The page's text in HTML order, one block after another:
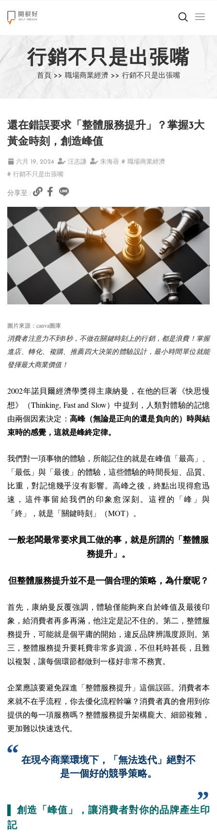
來點正能量
世界在想什麼
創造美好生活
職場商業經濟
影片專區
行銷不只是出張嘴
首頁 >> 職場商業經濟 >> 行銷不只是出張嘴
還在錯誤要求「整體服務提升」？掌握3大
黃金時刻，創造峰值
六月 19, 2024 汪志謙 朱海蓓 # 職場商業經濟
# 行銷不只是出張嘴
分享至 :
圖片來源： canva圖庫
消費者注意力不到8秒，不做在關鍵時刻上的行銷，都是浪費！掌握
進店、轉化、複購、推薦四大決策的體驗設計，最小時間單位就能
發揮最大商業價值！
2002年諾貝爾經濟學獎得主康納曼，在他的巨著《快思慢
想》（Thinking, Fast and Slow）中提到，人類對體驗的記憶
由兩個因素決定： 高峰（無論是正向的還是負向的）時與結
束時的感覺，這就是峰終定律。
我們對一項事物的體驗，所能記住的就是在峰值「最高」、
「最低」與「最後」的體驗，這些體驗的時間長短、品質、
比重，對記憶幾乎沒有影響。高峰之後，終點出現得愈迅
速，這件事留給我們的印象愈深刻。這裡的「峰」與
「終」，就是「關鍵時刻」（MOT）。
一般老闆最常要求員工做的事，就是所謂的「整體服
務提升」。
但整體服務提升並不是一個合理的策略，為什麼呢？
首先，康納曼反覆強調，體驗僅能夠來自於峰值及最後印
象，給消費者再多再滿，他注定是記不住的。第二，整體服
務提升，可能就是個平庸的開始，違反品牌辨識度原則。第
三，整體服務提升要耗費非常多資源，不但耗時甚長，且難
以複製，讓每個環節都做到一樣好非常不務實。
企業應該要避免踩進「整體服務提升」這個誤區。消費者本
來就不在乎流程，你去優化流程幹嘛？消費者真的會用到你
提供的每一項服務嗎？整體服務提升架構龐大、細節複雜，
更加難以快速迭代。
在現今商業環境下，「無法迭代」絕對不
是一個好的競爭策略。
▌ 創造「峰值」，讓消費者對你的品牌產生印
記